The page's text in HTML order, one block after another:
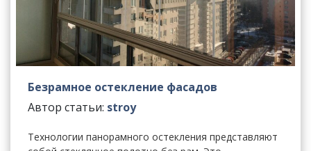
Безрамное остекление фасадов
Автор статьи: stroy
Технологии панорамного остекления представляют